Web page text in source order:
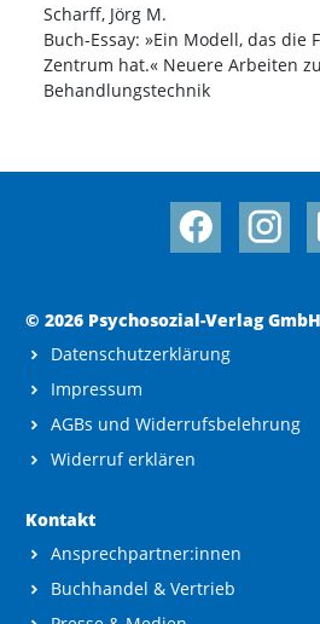
Scharff, Jörg M.
Buch-Essay: »Ein Modell, das die
Zentrum hat.« Neuere Arbeiten
Behandlungstechnik
© 2026 Psychosozial-Verlag
Datenschutzerklärung
Impressum
AGBs und Widerrufsbelehrung
Widerruf erklären
Kontakt
Ansprechpartner:innen
Buchhandel & Vertrieb